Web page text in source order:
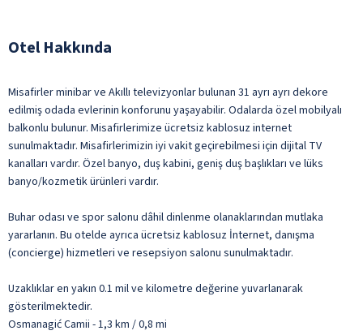
Otel Hakkında
Misafirler minibar ve Akıllı televizyonlar bulunan 31 ayrı ayrı dekore
edilmiş odada evlerinin konforunu yaşayabilir. Odalarda özel mobilyalı
balkonlu bulunur. Misafirlerimize ücretsiz kablosuz internet
sunulmaktadır. Misafirlerimizin iyi vakit geçirebilmesi için dijital TV
kanalları vardır. Özel banyo, duş kabini, geniş duş başlıkları ve lüks
banyo/kozmetik ürünleri vardır.
Buhar odası ve spor salonu dâhil dinlenme olanaklarından mutlaka
yararlanın. Bu otelde ayrıca ücretsiz kablosuz İnternet, danışma
(concierge) hizmetleri ve resepsiyon salonu sunulmaktadır.
Uzaklıklar en yakın 0.1 mil ve kilometre değerine yuvarlanarak
gösterilmektedir.
Osmanagić Camii - 1,3 km / 0,8 mi